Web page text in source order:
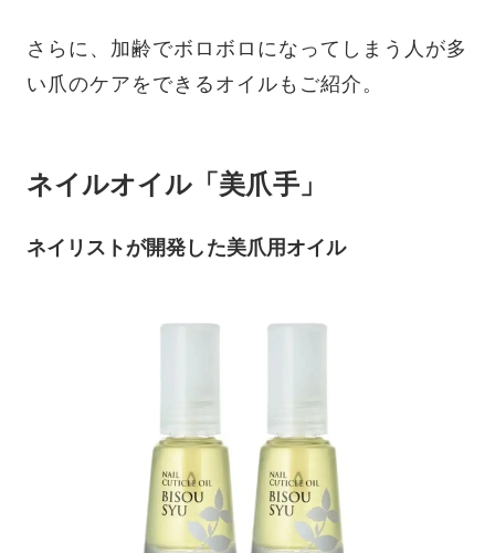
さらに、加齢でボロボロになってしまう人が多
い爪のケアをできるオイルもご紹介。
ネイルオイル「美爪手」
ネイリストが開発した美爪用オイル